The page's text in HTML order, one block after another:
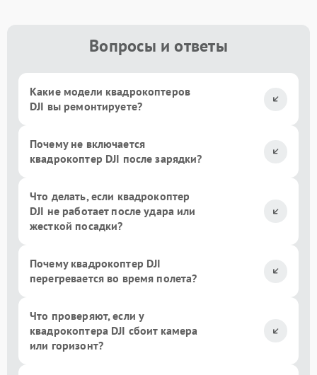
Вопросы и ответы
Какие модели квадрокоптеров
DJI вы ремонтируете?
Почему не включается
квадрокоптер DJI после зарядки?
Что делать, если квадрокоптер
DJI не работает после удара или
жесткой посадки?
Почему квадрокоптер DJI
перегревается во время полета?
Что проверяют, если у
квадрокоптера DJI сбоит камера
или горизонт?